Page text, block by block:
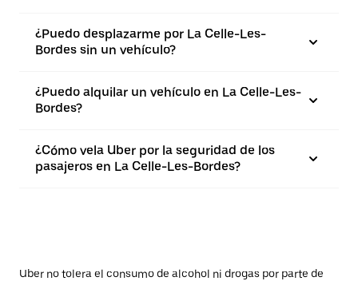
¿Puedo desplazarme por La Celle-Les-
Bordes sin un vehículo?
¿Puedo alquilar un vehículo en La Celle-Les-
Bordes?
¿Cómo vela Uber por la seguridad de los
pasajeros en La Celle-Les-Bordes?
Uber no tolera el consumo de alcohol ni drogas por parte de